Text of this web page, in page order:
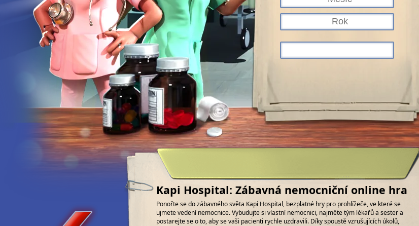
Kapi Hospital: Zábavná nemocniční online hra
Ponořte se do zábavného světa Kapi Hospital, bezplatné hry pro prohlížeče, ve které se
ujmete vedení nemocnice. Vybudujte si vlastní nemocnici, najměte tým lékařů a sester a
postarejte se o to, aby se vaši pacienti rychle uzdravili. Díky spoustě vzrušujících úkolů,